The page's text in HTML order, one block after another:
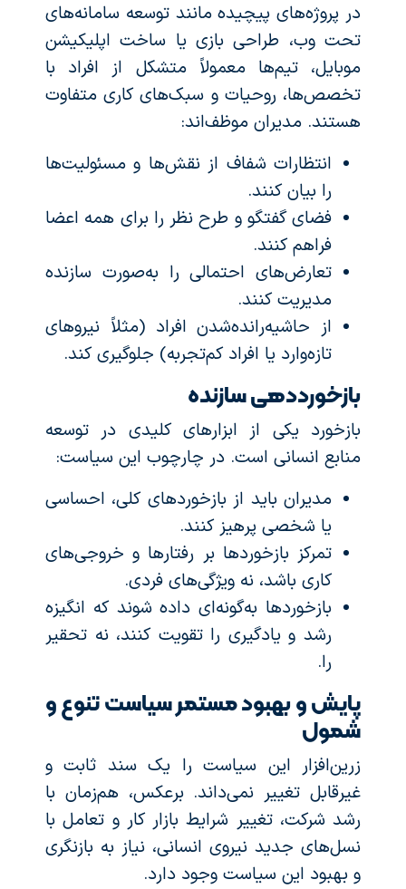
در پروژه‌های پیچیده مانند توسعه سامانه‌های
تحت وب، طراحی بازی یا ساخت اپلیکیشن
موبایل، تیم‌ها معمولاً متشکل از افراد با
تخصص‌ها، روحیات و سبک‌های کاری متفاوت
هستند. مدیران موظف‌اند:
انتظارات شفاف از نقش‌ها و مسئولیت‌ها
را بیان کنند.
فضای گفتگو و طرح نظر را برای همه اعضا
فراهم کنند.
تعارض‌های احتمالی را به‌صورت سازنده
مدیریت کنند.
از حاشیه‌رانده‌شدن افراد (مثلاً نیروهای
تازه‌وارد یا افراد کم‌تجربه) جلوگیری کند.
بازخورددهی سازنده
بازخورد یکی از ابزارهای کلیدی در توسعه
منابع انسانی است. در چارچوب این سیاست:
مدیران باید از بازخوردهای کلی، احساسی
یا شخصی پرهیز کنند.
تمرکز بازخوردها بر رفتارها و خروجی‌های
کاری باشد، نه ویژگی‌های فردی.
بازخوردها به‌گونه‌ای داده شوند که انگیزه
رشد و یادگیری را تقویت کنند، نه تحقیر
را.
پایش و بهبود مستمر سیاست تنوع و
شمول
زرین‌افزار این سیاست را یک سند ثابت و
غیرقابل تغییر نمی‌داند. برعکس، هم‌زمان با
رشد شرکت، تغییر شرایط بازار کار و تعامل با
نسل‌های جدید نیروی انسانی، نیاز به بازنگری
و بهبود این سیاست وجود دارد.